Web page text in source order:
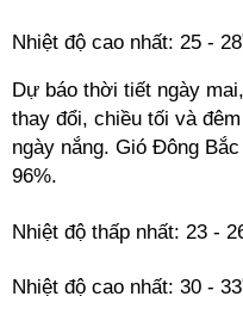
Nhiệt độ cao nhất: 25 - 28
Dự báo thời tiết ngày
thay đổi, chiều tối và
ngày nắng. Gió Đông
96%.
Nhiệt độ thấp nhất: 23 -
Nhiệt độ cao nhất: 30 - 33